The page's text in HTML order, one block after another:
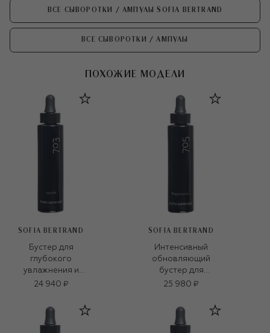
ВСЕ СЫВОРОТКИ / АМПУЛЫ SOFIA BERTRAND
ВСЕ СЫВОРОТКИ / АМПУЛЫ
ПОХОЖИЕ МОДЕЛИ
SOFIA BERTRAND
Бустер для
глубокого
увлажнения и
укрепления кожи
24 940 ₽
SOFIA BERTRAND
Интенсивный
обновляющий
бустер для
регенерации кожи
Booster Solution
25 980 ₽